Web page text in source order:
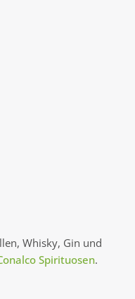
Whisky, Gin und
Spirituosen.